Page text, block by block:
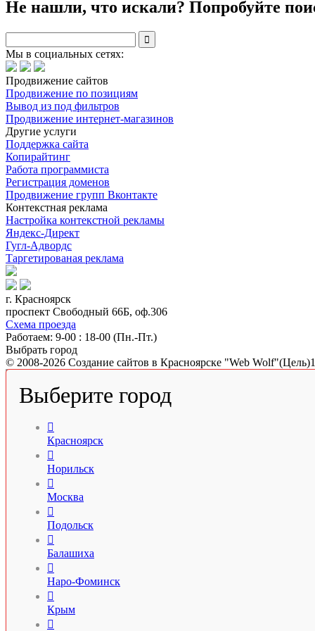
Не нашли, что искали? Попробуйте

Мы в социальных сетях:
Продвижение сайтов
Продвижение по позициям
Вывод из под фильтров
Продвижение интернет-магазинов
Другие услуги
Поддержка сайта
Копирайтинг
Работа программиста
Регистрация доменов
Продвижение групп Вконтакте
Контекстная реклама
Настройка контекстной рекламы
Яндекс-Директ
Гугл-Адвордс
Таргетированая реклама
г. Красноярск
проспект Свободный 66Б, оф.306
Схема проезда
Работаем: 9-00 : 18-00 (Пн.-Пт.)
Выбрать город
© 2008-2026 Создание сайтов в Красноярске "Web Wolf"(Цель)1
Выберите город

Красноярск

Норильск

Москва

Подольск

Балашиха

Наро-Фоминск

Крым
